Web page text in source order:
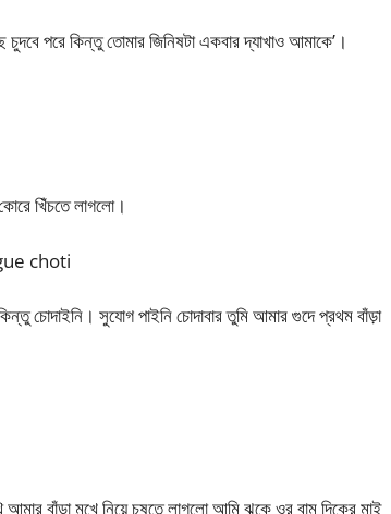
পরে কিন্তু তোমার জিনিষটা একবার দ্যাখাও আমাকে’।
খিঁচতে লাগলো।
choti
চোদাইনি। সুযোগ পাইনি চোদাবার তুমি আমার গুদে প্রথম বাঁড়া
বাঁড়া মুখে নিয়ে চুষতে লাগলো আমি ঝুকে ওর বাম দিকের মাই